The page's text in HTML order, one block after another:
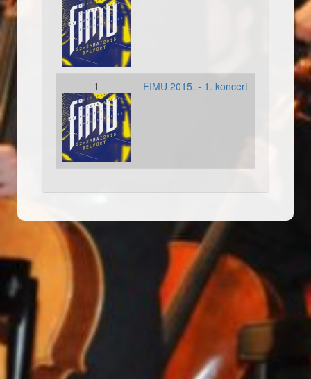
fimu_2015_plakat.jpg
1
fimu_2015_plakat.jpg
FIMU 2015. - 1. koncert